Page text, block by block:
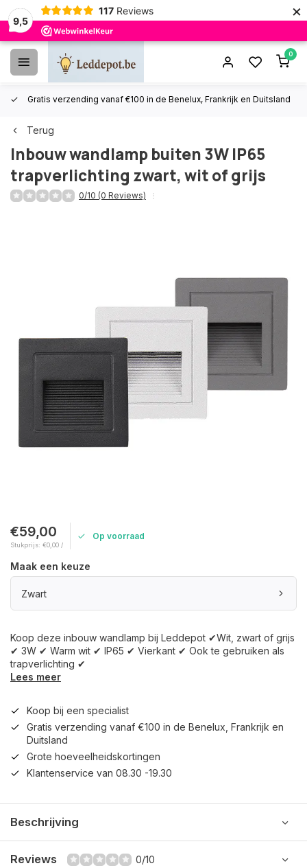
9,5
117 Reviews ×
0
Gratis verzending vanaf €100 in de Benelux, Frankrijk en Duitsland
Terug
Inbouw wandlamp buiten 3W IP65
trapverlichting zwart, wit of grijs
0/10 (0 Reviews)
€59,00
Stukprijs: €0,00 /
Op voorraad
Maak een keuze
Zwart
Koop deze inbouw wandlamp bij Leddepot ✔Wit, zwart of grijs
✔ 3W ✔ Warm wit ✔ IP65 ✔ Vierkant ✔ Ook te gebruiken als
trapverlichting ✔
Lees meer
Koop bij een specialist
Gratis verzending vanaf €100 in de Benelux, Frankrijk en
Duitsland
Grote hoeveelheidskortingen
Klantenservice van 08.30 -19.30
Beschrijving
Reviews 0/10